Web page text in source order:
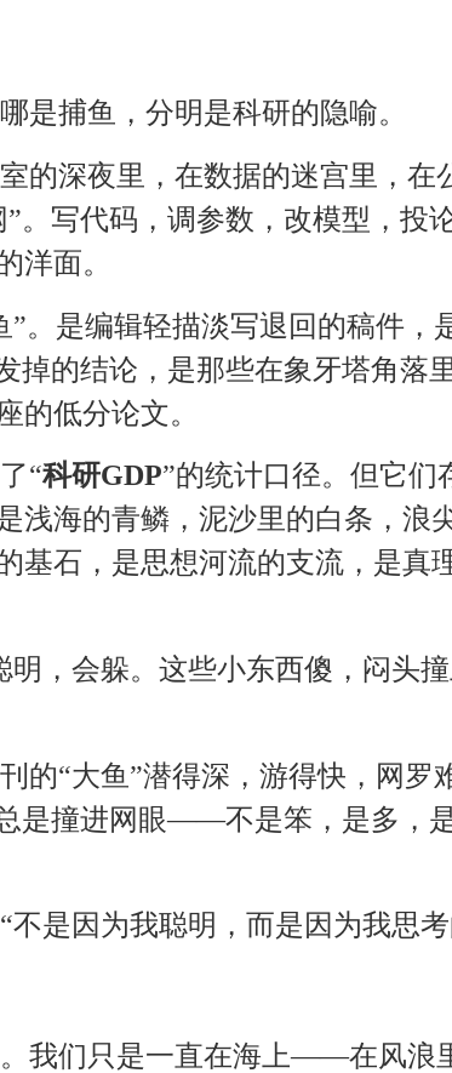
捕鱼，分明是科研的隐喻。
的深夜里，在数据的迷宫里，在
。写代码，调参数，改模型，投
面。
。是编辑轻描淡写退回的稿件，
掉的结论，是那些在象牙塔角落
的低分论文。
“科研GDP”的统计口径。但它们
海的青鳞，泥沙里的白条，浪
基石，是思想河流的支流，是真
，会躲。这些小东西傻，闷头撞
的“大鱼”潜得深，游得快，网罗
是撞进网眼——不是笨，是多，
不是因为我聪明，而是因为我思
我们只是一直在海上——在风浪